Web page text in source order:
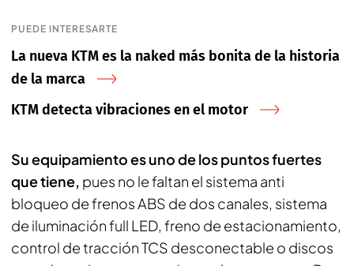
PUEDE INTERESARTE
La nueva KTM es la naked más bonita de la historia
de la marca
KTM detecta vibraciones en el motor
Su equipamiento es uno de los puntos fuertes
que tiene, pues no le faltan el sistema anti
bloqueo de frenos ABS de dos canales, sistema
de iluminación full LED, freno de estacionamiento,
control de tracción TCS desconectable o discos